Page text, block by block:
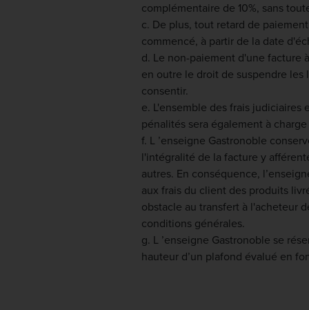
complémentaire de 10%, sans
c. De plus, tout retard de
commencé, à partir de la date
d. Le non-paiement d'une facture
en outre le droit de suspendre les
consentir.
e. L'ensemble des frais
pénalités sera également à
f. L ’enseigne Gastronoble
l'intégralité de la facture y
autres. En conséquence,
aux frais du client des produits
obstacle au transfert à l'acheteur
conditions générales.
g. L ’enseigne Gastronoble se
hauteur d’un plafond évalué en